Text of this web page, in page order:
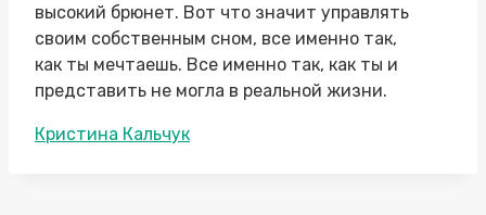
высокий брюнет. Вот что значит управлять
своим собственным сном, все именно так,
как ты мечтаешь. Все именно так, как ты и
представить не могла в реальной жизни.
Метки
Кристина Кальчук